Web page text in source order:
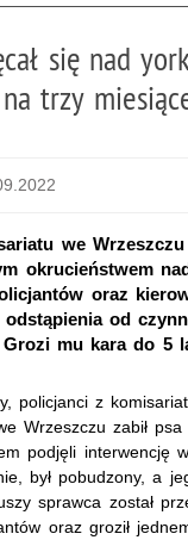
się nad
trzy
we
okrucieństwem
oraz
od
mu kara do 5
policjanci z
Wrzeszczu zabił
podjęli interwencję
był pobudzony, a
sprawca został
oraz groził